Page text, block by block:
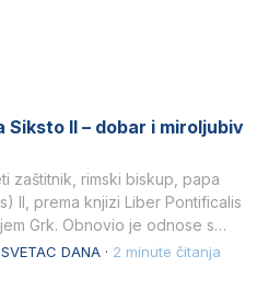
Siksto II – dobar i miroljubiv
zaštitnik, rimski biskup, papa
II, prema knjizi Liber Pontificalis
Grk. Obnovio je odnose s
DANA · 2 minute čitanja